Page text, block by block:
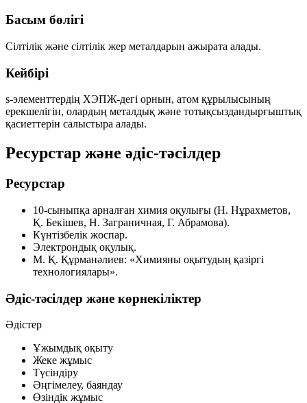
Басым бөлігі
Сілтілік және сілтілік жер металдарын ажырата алады.
Кейбірі
s-элементтердің ХЭПЖ-дегі орнын, атом құрылысының
ерекшелігін, олардың металдық және тотықсыздандырғыштық
қасиеттерін салыстыра алады.
Ресурстар және әдіс-тәсілдер
Ресурстар
10-сыныпқа арналған химия оқулығы (Н. Нұрахметов,
Қ. Бекішев, Н. Заграничная, Г. Абрамова).
Күнтізбелік жоспар.
Электрондық оқулық.
М. Қ. Құрманәлиев: «Химияны оқытудың қазіргі
технологиялары».
Әдіс-тәсілдер және көрнекіліктер
Әдістер
Ұжымдық оқыту
Жеке жұмыс
Түсіндіру
Әңгімелеу, баяндау
Өзіндік жұмыс